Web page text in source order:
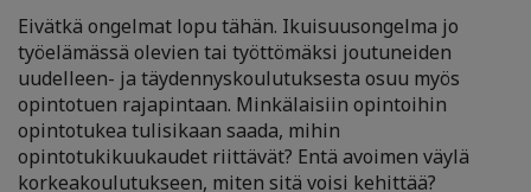
Eivätkä ongelmat lopu tähän. Ikuisuusongelma jo
työelämässä olevien tai työttömäksi joutuneiden
uudelleen- ja täydennyskoulutuksesta osuu myös
opintotuen rajapintaan. Minkälaisiin opintoihin
opintotukea tulisikaan saada, mihin
opintotukikuukaudet riittävät? Entä avoimen väylä
korkeakoulutukseen, miten sitä voisi kehittää?